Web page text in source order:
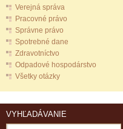
Verejná správa
Pracovné právo
Správne právo
Spotrebné dane
Zdravotníctvo
Odpadové hospodárstvo
Všetky otázky
VYHĽADÁVANIE